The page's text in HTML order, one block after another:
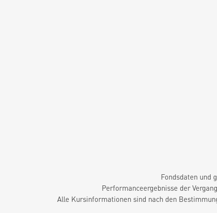
Fondsdaten und
Performanceergebnisse der
Alle Kursinformationen sind nach den